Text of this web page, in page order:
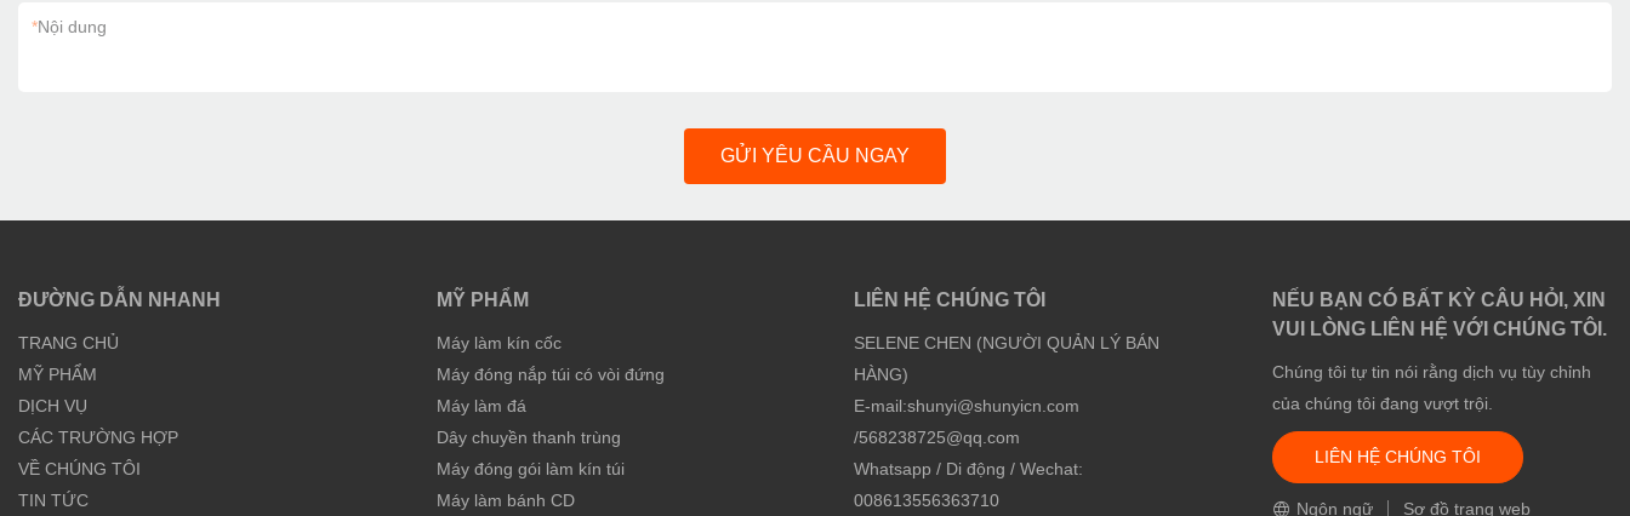
*Nội dung
GỬI YÊU CẦU NGAY
ĐƯỜNG DẪN NHANH
TRANG CHỦ
MỸ PHẨM
DỊCH VỤ
CÁC TRƯỜNG HỢP
VỀ CHÚNG TÔI
TIN TỨC
MỸ PHẨM
Máy làm kín cốc
Máy đóng nắp túi có vòi đứng
Máy làm đá
Dây chuyền thanh trùng
Máy đóng gói làm kín túi
Máy làm bánh CD
LIÊN HỆ CHÚNG TÔI
SELENE CHEN (NGƯỜI QUẢN LÝ BÁN
HÀNG)
E-mail:shunyi@shunyicn.com
/568238725@qq.com
Whatsapp / Di động / Wechat:
008613556363710
NẾU BẠN CÓ BẤT KỲ CÂU HỎI, XIN
VUI LÒNG LIÊN HỆ VỚI CHÚNG TÔI.
Chúng tôi tự tin nói rằng dịch vụ tùy chỉnh
của chúng tôi đang vượt trội.
LIÊN HỆ CHÚNG TÔI
Ngôn ngữ Sơ đồ trang web